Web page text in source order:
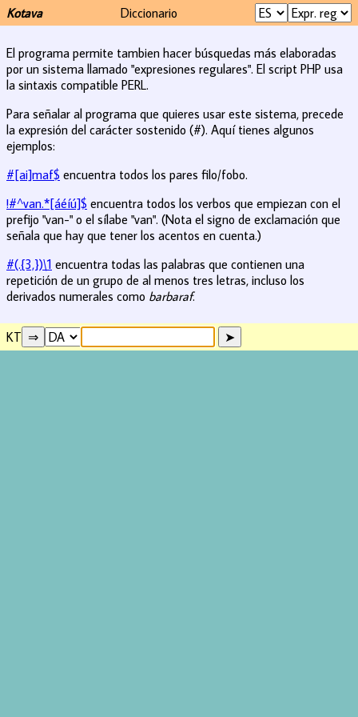
Kotava Diccionario
El programa permite tambien hacer búsquedas más elaboradas
por un sistema llamado "expresiones regulares". El script PHP usa
la sintaxis compatible PERL.
Para señalar al programa que quieres usar este sistema, precede
la expresión del carácter sostenido (#). Aquí tienes algunos
ejemplos:
#[ai]maf$ encuentra todos los pares filo/fobo.
!#^van.*[áéíú]$ encuentra todos los verbos que empiezan con el
prefijo "van-" o el sílabe "van". (Nota el signo de exclamación que
señala que hay que tener los acentos en cuenta.)
#(.{3,})\1 encuentra todas las palabras que contienen una
repetición de un grupo de al menos tres letras, incluso los
derivados numerales como barbaraf.
KT